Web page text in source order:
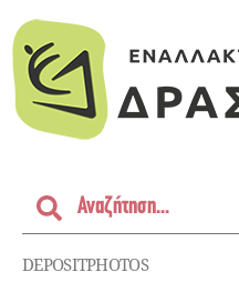
DEPOSITPHOTOS